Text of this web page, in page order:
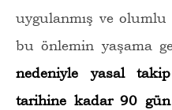
uygulanmış ve
bu önlemin yaşama
nedeniyle yasal
tarihine kadar 90